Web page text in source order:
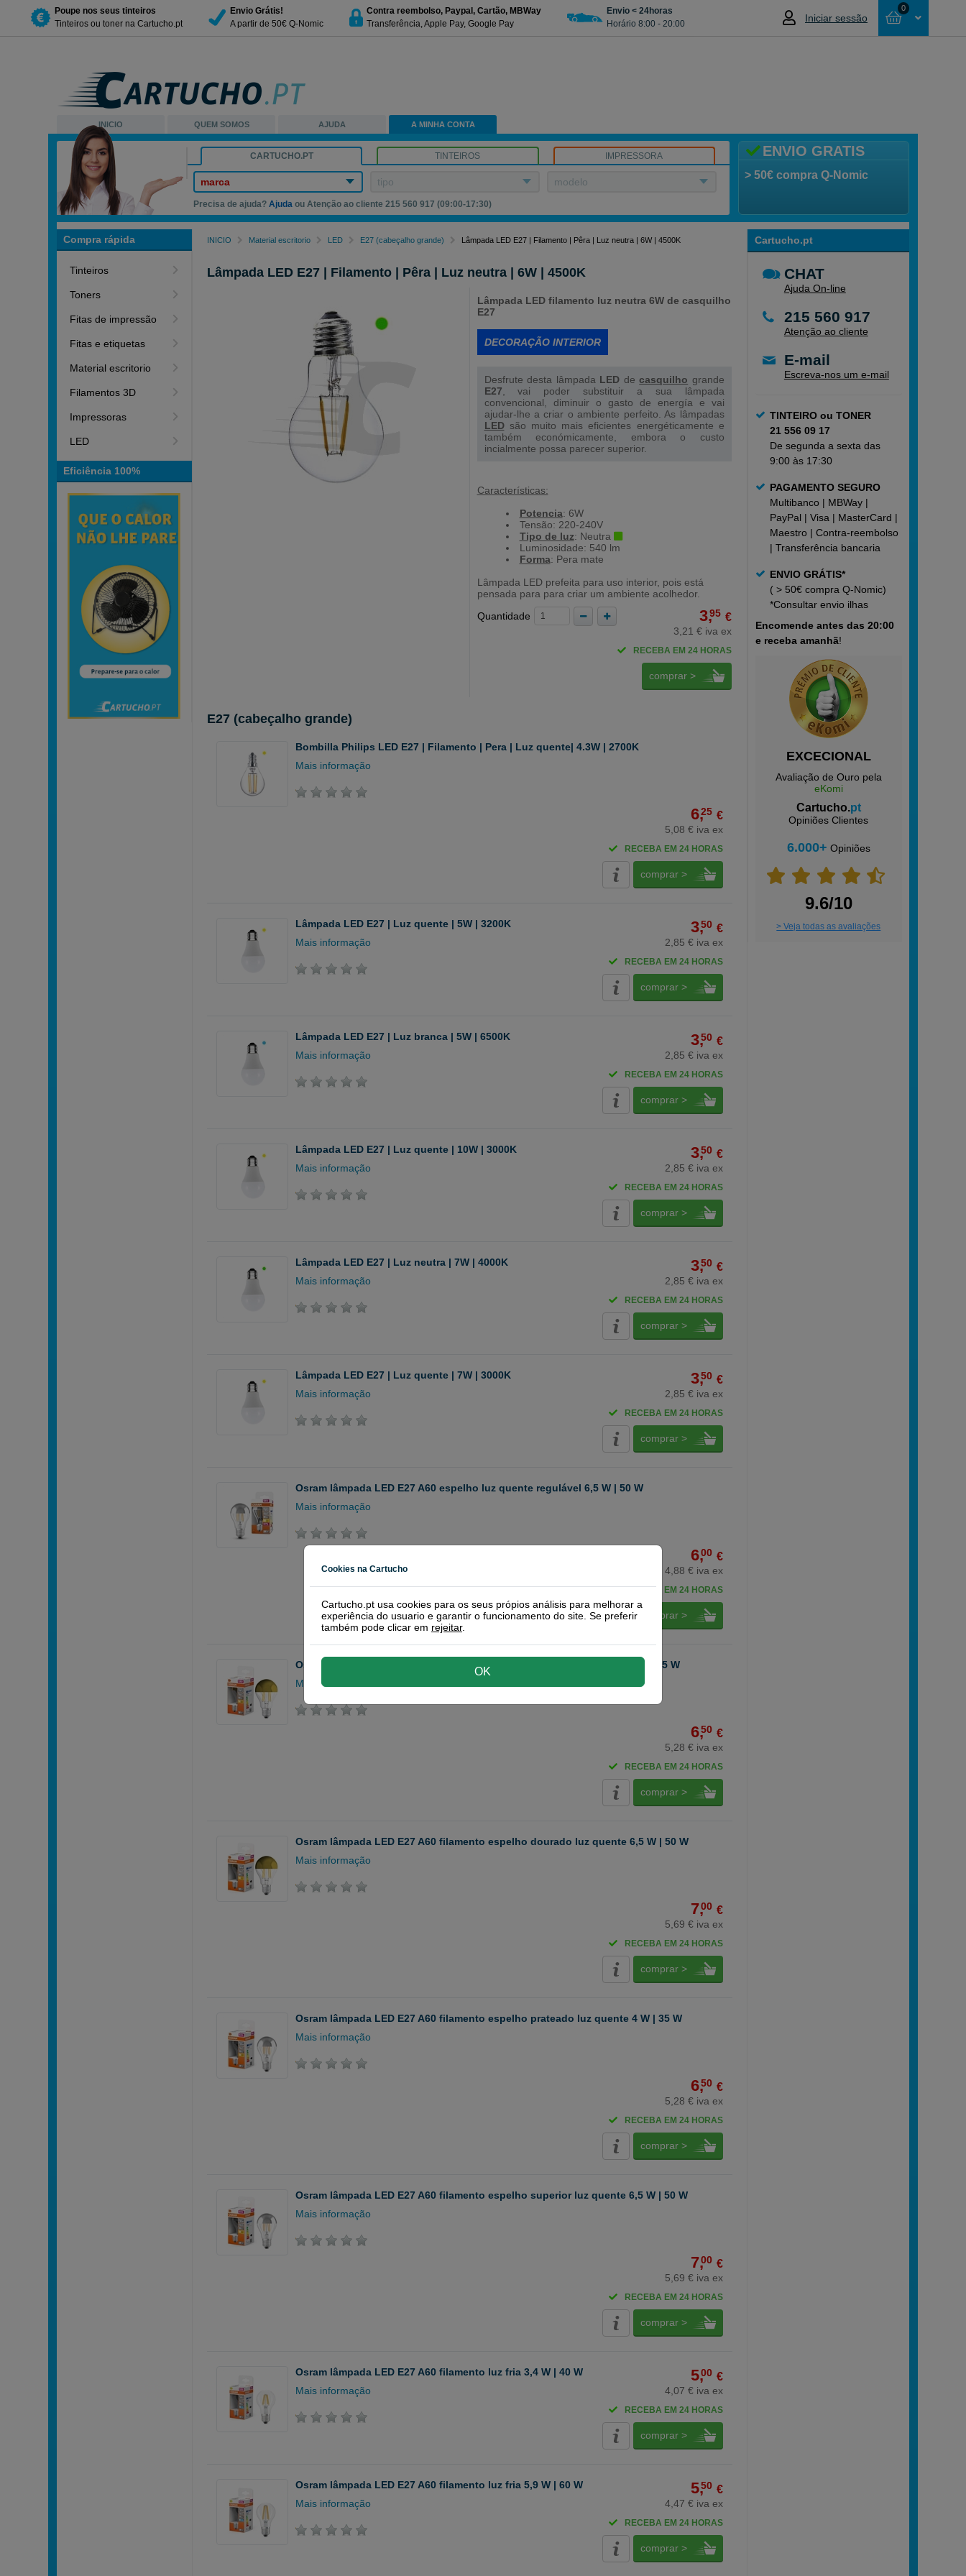
Poupe nos seus tinteiros
Tinteiros ou toner na Cartucho.pt
Envio Grátis!
A partir de 50€ Q-Nomic
Contra reembolso, Paypal, Cartão, MBWay
Transferência, Apple Pay, Google Pay
Envio < 24horas
Horário 8:00 - 20:00
Iniciar sessão
0
INICIO QUEM SOMOS AJUDA A MINHA CONTA
ENVIO GRATIS
> 50€ compra Q-Nomic
CARTUCHO.PT TINTEIROS IMPRESSORA
marca tipo modelo
Precisa de ajuda?Ajuda ou Atenção ao cliente 215 560 917 (09:00-17:30)
Compra rápida
Tinteiros
Toners
Fitas de impressão
Fitas e etiquetas
Material escritorio
Filamentos 3D
Impressoras
LED
Eficiência 100%
Cartucho.pt
CHAT
Ajuda On-line
215 560 917
Atenção ao cliente
E-mail
Escreva-nos um e-mail
TINTEIRO ou TONER
21 556 09 17
De segunda a sexta das
9:00 às 17:30
PAGAMENTO SEGURO
Multibanco | MBWay |
PayPal | Visa | MasterCard |
Maestro | Contra-reembolso
| Transferência bancaria
ENVIO GRÁTIS*
( > 50€ compra Q-Nomic)
*Consultarenvio ilhas
Encomende antes das 20:00
e receba amanhã!
EXCECIONAL
Avaliação de Ouro pela
eKomi
Cartucho.pt
Opiniões Clientes
6.000+ Opiniões
9.6/10
> Veja todas as avaliações
INICIO Material escritorio LED E27 (cabeçalho grande) Lâmpada LED E27 | Filamento | Pêra | Luz neutra | 6W | 4500K
Lâmpada LED E27 | Filamento | Pêra | Luz neutra | 6W | 4500K
Lâmpada LED filamento luz neutra 6W de casquilho
E27
DECORAÇÃO INTERIOR
Desfrute desta lâmpada LED decasquilho grande
E27 , vai poder substituir a sua lâmpada
convencional, diminuir o gasto de energía e vai
ajudar-lhe a criar o ambiente perfeito. As lâmpadas
LEDsão muito mais eficientes energéticamente e
também económicamente, embora o custo
incialmente possa parecer superior.
Características:
Potencia: 6W
Tensão: 220-240V
Tipo de luz: Neutra
Luminosidade: 540 lm
Forma: Pera mate
Lâmpada LED prefeita para uso interior, pois está
pensada para para criar um ambiente acolhedor.
Quantidade
3,95 €
3,21 € iva ex
RECEBA EM 24 HORAS
comprar >
E27 (cabeçalho grande)
Bombilla Philips LED E27 | Filamento | Pera | Luz quente| 4.3W | 2700K
Mais informação
6,25 €
5,08 € iva ex
RECEBA EM 24 HORAS
comprar >
Lâmpada LED E27 | Luz quente | 5W | 3200K
Mais informação
3,50 €
2,85 € iva ex
RECEBA EM 24 HORAS
comprar >
Lâmpada LED E27 | Luz branca | 5W | 6500K
Mais informação
3,50 €
2,85 € iva ex
RECEBA EM 24 HORAS
comprar >
Lâmpada LED E27 | Luz quente | 10W | 3000K
Mais informação
3,50 €
2,85 € iva ex
RECEBA EM 24 HORAS
comprar >
Lâmpada LED E27 | Luz neutra | 7W | 4000K
Mais informação
3,50 €
2,85 € iva ex
RECEBA EM 24 HORAS
comprar >
Lâmpada LED E27 | Luz quente | 7W | 3000K
Mais informação
3,50 €
2,85 € iva ex
RECEBA EM 24 HORAS
comprar >
Osram lâmpada LED E27 A60 espelho luz quente regulável 6,5 W | 50 W
Mais informação
6,00 €
4,88 € iva ex
RECEBA EM 24 HORAS
comprar >
Osram lâmpada LED E27 A60 filamento espelho dourado luz quente 4 W | 35 W
Mais informação
6,50 €
5,28 € iva ex
RECEBA EM 24 HORAS
comprar >
Osram lâmpada LED E27 A60 filamento espelho dourado luz quente 6,5 W | 50 W
Mais informação
7,00 €
5,69 € iva ex
RECEBA EM 24 HORAS
comprar >
Osram lâmpada LED E27 A60 filamento espelho prateado luz quente 4 W | 35 W
Mais informação
6,50 €
5,28 € iva ex
RECEBA EM 24 HORAS
comprar >
Osram lâmpada LED E27 A60 filamento espelho superior luz quente 6,5 W | 50 W
Mais informação
7,00 €
5,69 € iva ex
RECEBA EM 24 HORAS
comprar >
Osram lâmpada LED E27 A60 filamento luz fria 3,4 W | 40 W
Mais informação
5,00 €
4,07 € iva ex
RECEBA EM 24 HORAS
comprar >
Osram lâmpada LED E27 A60 filamento luz fria 5,9 W | 60 W
Mais informação
5,50 €
4,47 € iva ex
RECEBA EM 24 HORAS
comprar >
Cookies na Cartucho
Cartucho.pt usa cookies para os seus própios análisis para melhorar a
experiência do usuario e garantir o funcionamento do site. Se preferir
também pode clicar em rejeitar.
OK